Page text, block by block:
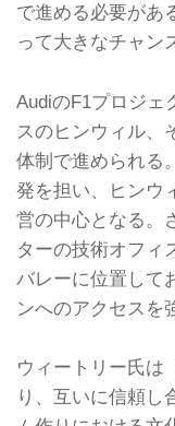
で進める必要があ
って大きなチャン
AudiのF1プロジェ
スのヒンウィル、
体制で進められる
発を担い、ヒンウ
営の中心となる。
ターの技術オフィ
バレーに位置して
ンへのアクセスを
ウィートリー氏は
り、互いに信頼し